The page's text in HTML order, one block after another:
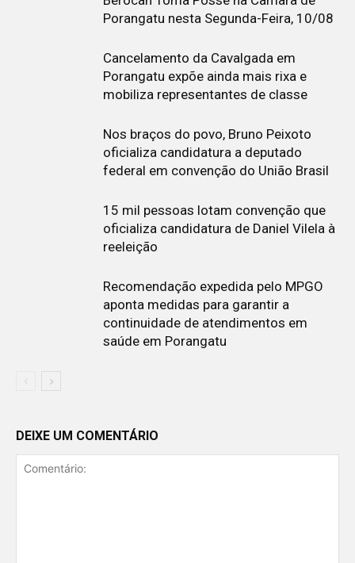
Porangatu nesta Segunda-Feira, 10/08
Cancelamento da Cavalgada em
Porangatu expõe ainda mais rixa e
mobiliza representantes de classe
Nos braços do povo, Bruno Peixoto
oficializa candidatura a deputado
federal em convenção do União Brasil
15 mil pessoas lotam convenção que
oficializa candidatura de Daniel Vilela à
reeleição
Recomendação expedida pelo MPGO
aponta medidas para garantir a
continuidade de atendimentos em
saúde em Porangatu
DEIXE UM COMENTÁRIO